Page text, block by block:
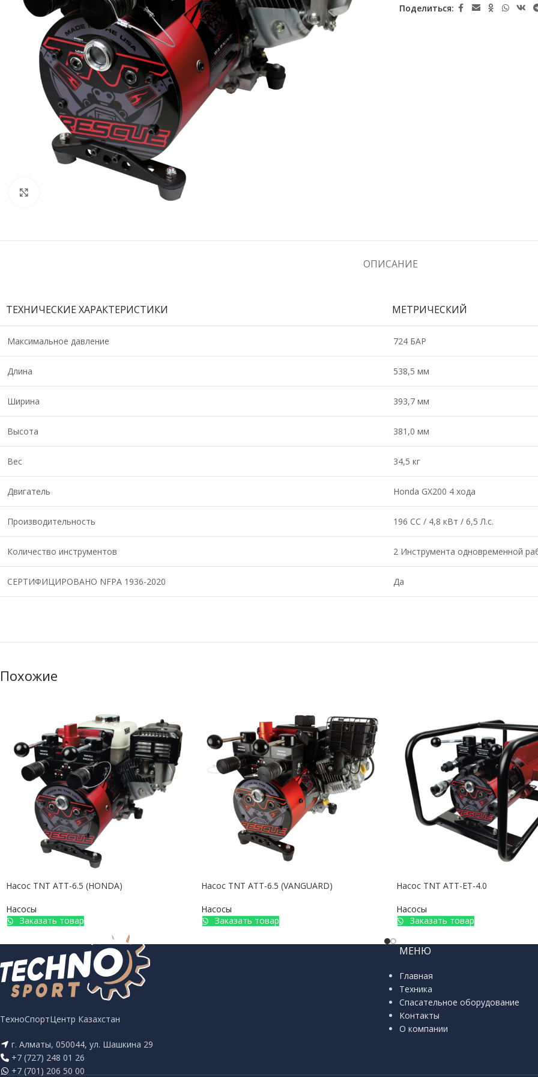
Поделиться:
ОПИСАНИЕ
ТЕХНИЧЕСКИЕ ХАРАКТЕРИСТИКИ МЕТРИЧЕСКИЙ
Максимальное давление 724 БАР
Длина 538,5 мм
Ширина 393,7 мм
Высота 381,0 мм
Вес 34,5 кг
Двигатель Honda GX200 4 хода
Производительность 196 CC / 4,8 кВт / 6,5 Л.с.
Количество инструментов 2 Инструмента одновременной
СЕРТИФИЦИРОВАНО NFPA 1936-2020 Да
Похожие
Насос TNT ATT-6.5 (HONDA)
Насосы
Заказать товар
Насос TNT ATT-6.5 (VANGUARD)
Насосы
Заказать товар
Насос TNT ATT-ET-4.0
Насосы
Заказать товар
ТехноСпортЦентр Казахстан
г. Алматы, 050044, ул. Шашкина 29
+7 (727) 248 01 26
+7 (701) 206 50 00
МЕНЮ
Главная
Техника
Спасательное оборудование
Контакты
О компании